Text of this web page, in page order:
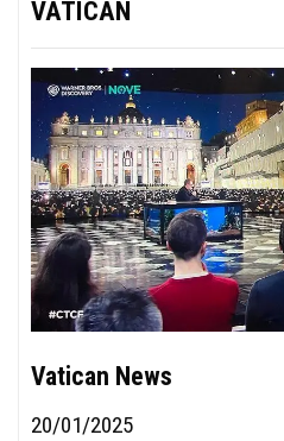
VATICAN
Vatican News
20/01/2025